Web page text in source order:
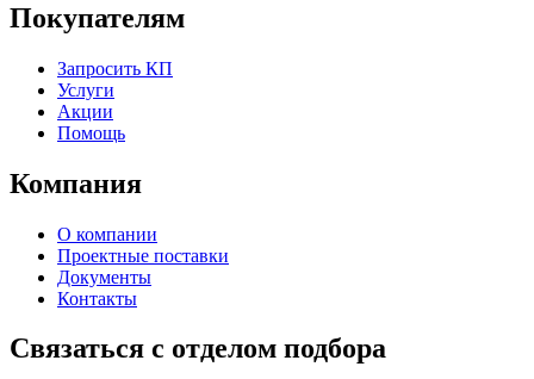
Покупателям
Запросить КП
Услуги
Акции
Помощь
Компания
О компании
Проектные поставки
Документы
Контакты
Связаться с отделом подбора